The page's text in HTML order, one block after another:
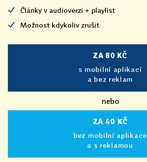
Články v audioverzi + playlist
Možnost kdykoliv zrušit
ZA 80 KČ
s mobilní aplikací
a bez reklam
nebo
ZA 40 KČ
bez mobilní aplikace
a s reklamou